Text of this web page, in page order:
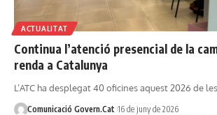
ACTUALITAT
Continua l’atenció presencial de la
renda a Catalunya
L’ATC ha desplegat 40 oficines aquest 2026 de les
Comunicació Govern.Cat 16 de juny de 2026